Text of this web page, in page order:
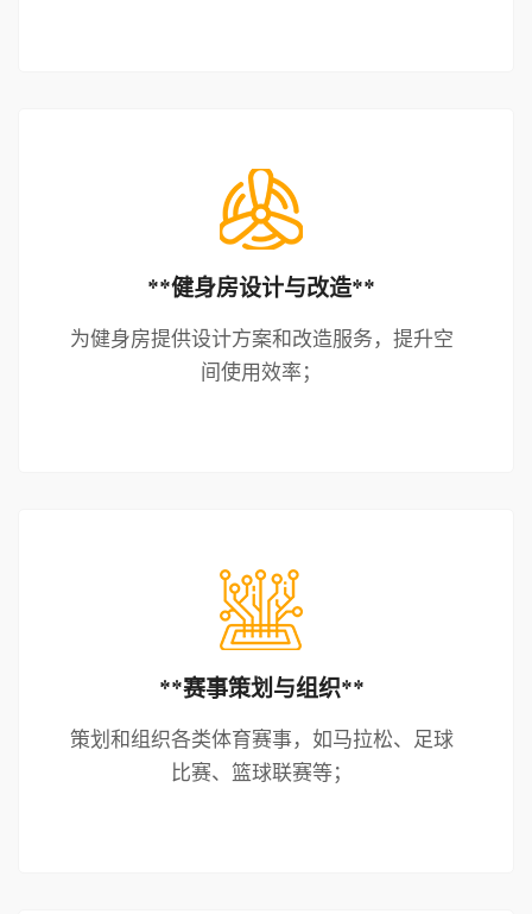
**健身房设计与改造**
为健身房提供设计方案和改造服务，提升空
间使用效率；
**赛事策划与组织**
策划和组织各类体育赛事，如马拉松、足球
比赛、篮球联赛等；